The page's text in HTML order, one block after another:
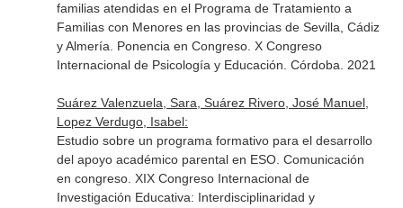
familias atendidas en el Programa de Tratamiento a
Familias con Menores en las provincias de Sevilla, Cádiz
y Almería. Ponencia en Congreso. X Congreso
Internacional de Psicología y Educación. Córdoba. 2021
Suárez Valenzuela, Sara, Suárez Rivero, José Manuel,
Lopez Verdugo, Isabel:
Estudio sobre un programa formativo para el desarrollo
del apoyo académico parental en ESO. Comunicación
en congreso. XIX Congreso Internacional de
Investigación Educativa: Interdisciplinaridad y